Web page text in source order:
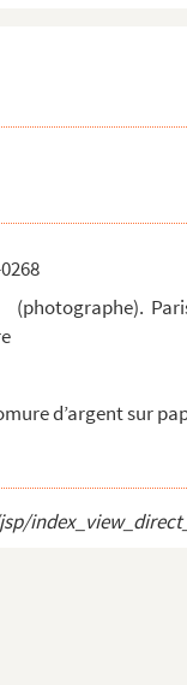
d'une fenêtre
d'une fénêtre
(photographe).
d’argent sur